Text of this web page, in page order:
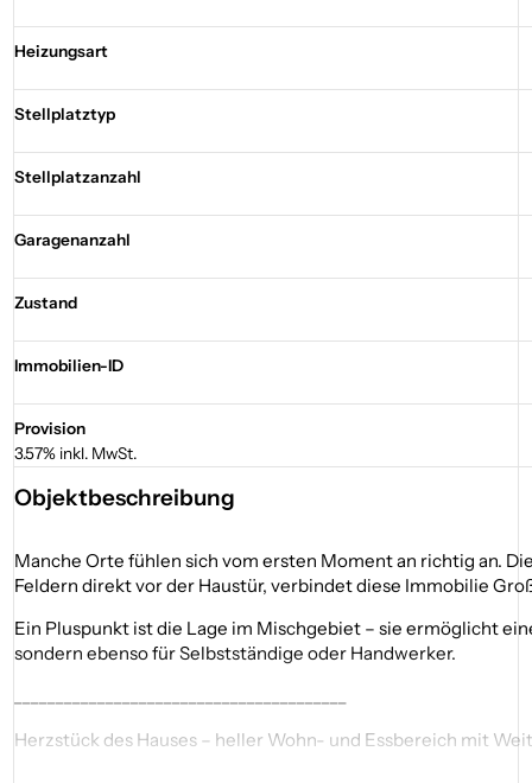
Heizungsart
Stellplatztyp
Stellplatzanzahl
Garagenanzahl
Zustand
Immobilien-ID
Provision
3.57% inkl. MwSt.
Objektbeschreibung
Manche Orte fühlen sich vom ersten Moment an richtig an.
Feldern direkt vor der Haustür, verbindet diese Immobilie
Ein Pluspunkt ist die Lage im Mischgebiet – sie ermöglicht
sondern ebenso für Selbstständige oder Handwerker.
Herzstück des Hauses – heller Wohn- und Essbereich mit